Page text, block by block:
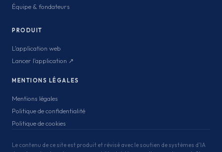
Équipe & fondateurs
PRODUIT
L'application web
Lancer l'application ↗
MENTIONS LÉGALES
Mentions légales
Politique de confidentialité
Politique de cookies
Le contenu de ce site est produit et révisé avec le soutien de systèmes d'IA